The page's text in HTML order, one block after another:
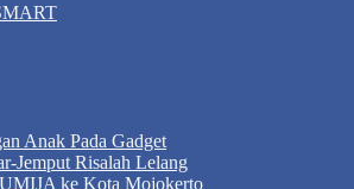
Anak Pada Gadget
Jemput Risalah Lelang
ke Kota Mojokerto